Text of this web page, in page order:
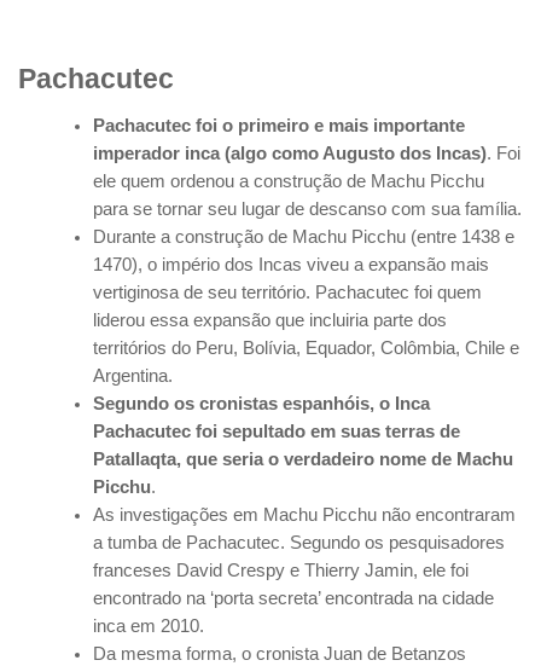
Pachacutec
Pachacutec foi o primeiro e mais importante
imperador inca (algo como Augusto dos Incas). Foi
ele quem ordenou a construção de Machu Picchu
para se tornar seu lugar de descanso com sua família.
Durante a construção de Machu Picchu (entre 1438 e
1470), o império dos Incas viveu a expansão mais
vertiginosa de seu território. Pachacutec foi quem
liderou essa expansão que incluiria parte dos
territórios do Peru, Bolívia, Equador, Colômbia, Chile e
Argentina.
Segundo os cronistas espanhóis, o Inca
Pachacutec foi sepultado em suas terras de
Patallaqta, que seria o verdadeiro nome de Machu
Picchu.
As investigações em Machu Picchu não encontraram
a tumba de Pachacutec. Segundo os pesquisadores
franceses David Crespy e Thierry Jamin, ele foi
encontrado na ‘porta secreta’ encontrada na cidade
inca em 2010.
Da mesma forma, o cronista Juan de Betanzos